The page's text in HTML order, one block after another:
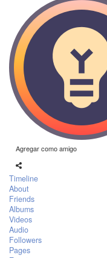
Agregar como amigo
Timeline
About
Friends
Albums
Videos
Audio
Followers
Pages